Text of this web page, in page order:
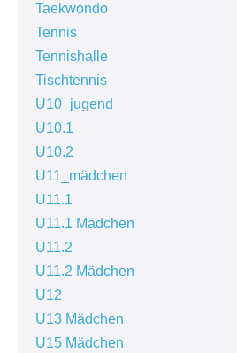
Taekwondo
Tennis
Tennishalle
Tischtennis
U10_jugend
U10.1
U10.2
U11_mädchen
U11.1
U11.1 Mädchen
U11.2
U11.2 Mädchen
U12
U13 Mädchen
U15 Mädchen